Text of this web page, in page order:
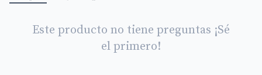
Este producto no tiene preguntas ¡Sé
el primero!